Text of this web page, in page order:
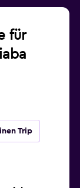
für
Trip